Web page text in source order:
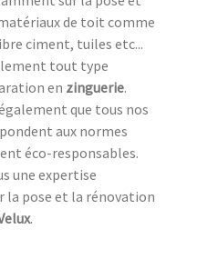
de toit comme
ciment, tuiles etc...
tout type
en zinguerie.
que tous nos
aux normes
éco-responsables.
une expertise
la pose et la rénovation
.